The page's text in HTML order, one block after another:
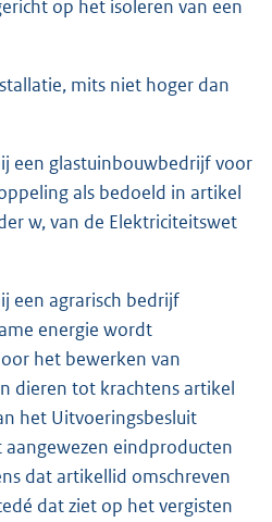
op het isoleren van een
mits niet hoger dan
een glastuinbouwbedrijf voor
als bedoeld in artikel
w, van de Elektriciteitswet
een agrarisch bedrijf
energie wordt
het bewerken van
dieren tot krachtens artikel
het Uitvoeringsbesluit
eindproducten
dat artikellid omschreven
dat ziet op het vergisten